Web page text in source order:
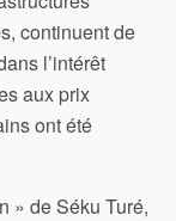
continuent de
l’intérêt
aux prix
ont été
» de Séku Turé,